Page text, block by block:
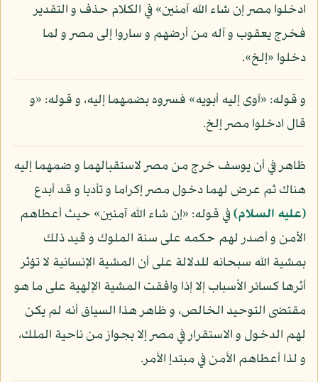
ادخلوا مصر إن شاء الله آمنين» في الكلام حذف و التقدير
فخرج يعقوب و آله من أرضهم و ساروا إلى مصر و لما
دخلوا «إلخ».
و قوله: «آوى إليه أبويه» فسروه بضمهما إليه، و قوله: «و
قال ادخلوا مصر إلخ.
ظاهر في أن يوسف خرج من مصر لاستقبالهما و ضمهما إليه
هناك ثم عرض لهما دخول مصر إكراما و تأدبا و قد أبدع
(عليه السلام)في قوله: «إن شاء الله آمنين» حيث أعطاهم
الأمن و أصدر لهم حكمه على سنة الملوك و قيد ذلك
بمشية الله سبحانه للدلالة على أن المشية الإنسانية لا تؤثر
أثرها كسائر الأسباب إلا إذا وافقت المشية الإلهية على ما هو
مقتضى التوحيد الخالص، و ظاهر هذا السياق أنه لم يكن
لهم الدخول و الاستقرار في مصر إلا بجواز من ناحية الملك،
و لذا أعطاهم الأمن في مبتدإ الأمر.